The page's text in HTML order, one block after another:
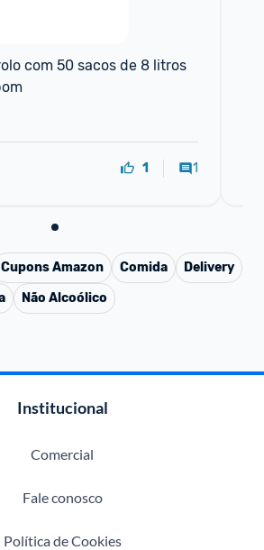
com 50 sacos de 8 litros
1 1
CuponsAmazon Comida
Delivery
Não Alcoólico
Institucional
Comercial
Fale conosco
Política de Cookies